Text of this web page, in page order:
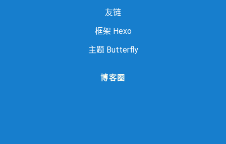
友链
框架 Hexo
主题 Butterfly
博客圈